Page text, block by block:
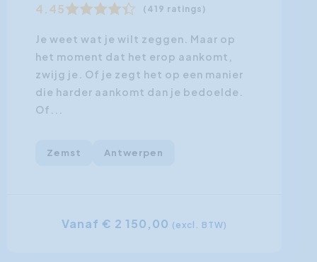
4.45 (419 ratings)
Je weet wat je wilt zeggen. Maar op
het moment dat het erop aankomt,
zwijg je. Of je zegt het op een manier
die harder aankomt dan je bedoelde.
Of...
Zemst Antwerpen
Vanaf € 2 150,00 (excl. BTW)